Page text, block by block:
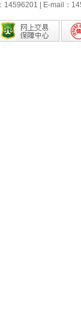
14596201 | E-mail：